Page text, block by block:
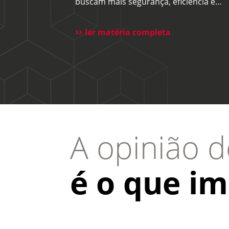
tecnologia e a dificuldade na
ler matéria completa
A opinião
é o que